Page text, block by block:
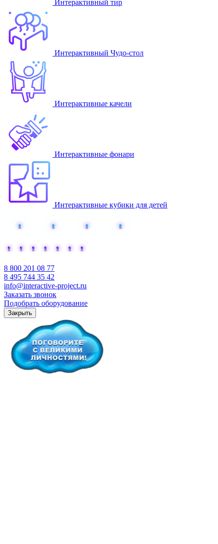
Интерактивный тир
Интерактивный Чудо-стол
Интерактивные качели
Интерактивные фонари
Интерактивные кубики для детей
8 800 201 08 77
8 495 744 35 42
info@interactive-project.ru
Заказать звонок
Подобрать оборудование
Закрыть